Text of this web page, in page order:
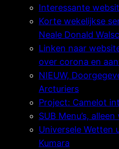
Interessante
Korte wekelijkse
Neale Donald
Linken naar
over corona en
NIEUW,
Arcturiers
Project: Camelot
SUB Menu’s,
Universele Wetten
Kumara